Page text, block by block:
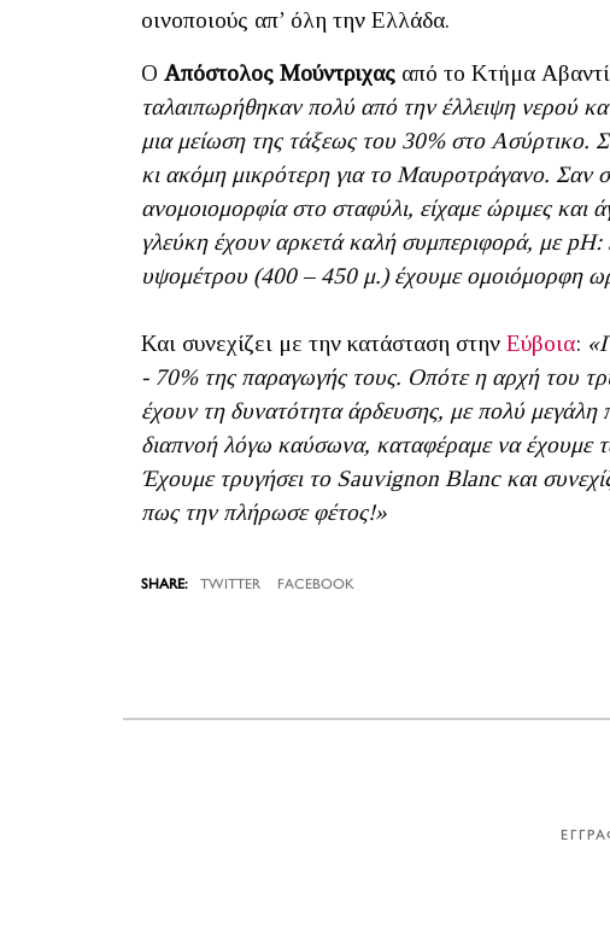
οινοποιούς απ’ όλη την Ελλάδα.
Ο Απόστολος Μούντριχας από το Κτήμα
ταλαιπωρήθηκαν πολύ από την έλλειψη νερού
μια μείωση της τάξεως του 30% στο Ασύρτικο.
κι ακόμη μικρότερη για το Μαυροτράγανο. Σαν
ανομοιομορφία στο σταφύλι, είχαμε ώριμες και
γλεύκη έχουν αρκετά καλή συμπεριφορά, με
υψομέτρου (400 – 450 μ.) έχουμε ομοιόμορφη
Και συνεχίζει με την κατάσταση στην Εύβοια:
- 70% της παραγωγής τους. Οπότε η αρχή του
έχουν τη δυνατότητα άρδευσης, με πολύ μεγάλη
διαπνοή λόγω καύσωνα, καταφέραμε να έχουμε
Έχουμε τρυγήσει το Sauvignon Blanc και
πως την πλήρωσε φέτος!»
TWITTER FACEBOOK